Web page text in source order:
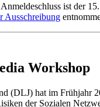
ist der
Ausschreibung
Workshop
(DLJ) hat im Frühjahr
der Sozialen